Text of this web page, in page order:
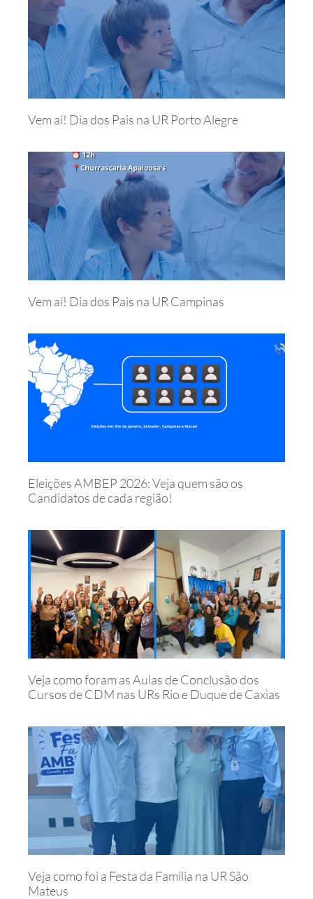
Vem aí! Dia dos Pais na UR Porto Alegre
Vem aí! Dia dos Pais na UR Campinas
Eleições AMBEP 2026: Veja quem são os
Candidatos de cada região!
Veja como foram as Aulas de Conclusão dos
Cursos de CDM nas URs Rio e Duque de Caxias
Veja como foi a Festa da Família na UR São
Mateus